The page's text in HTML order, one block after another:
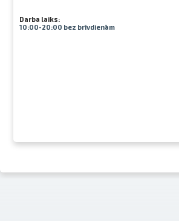
Darba laiks:
10:00-20:00 bez brīvdienām